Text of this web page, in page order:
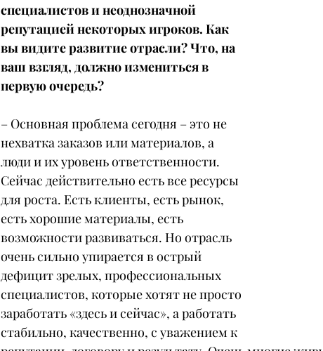
специалистов и неоднозначной
репутацией некоторых игроков. Как
вы видите развитие отрасли? Что, на
ваш взгляд, должно измениться в
первую очередь?
– Основная проблема сегодня – это не
нехватка заказов или материалов, а
люди и их уровень ответственности.
Сейчас действительно есть все ресурсы
для роста. Есть клиенты, есть рынок,
есть хорошие материалы, есть
возможности развиваться. Но отрасль
очень сильно упирается в острый
дефицит зрелых, профессиональных
специалистов, которые хотят не просто
заработать «здесь и сейчас», а работать
стабильно, качественно, с уважением к